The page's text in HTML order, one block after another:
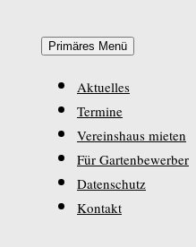
Primäres Menü Zum
Inhalt
Aktuelles
Termine
Vereinshaus mieten
Für Gartenbewerber
Datenschutz
Kontakt